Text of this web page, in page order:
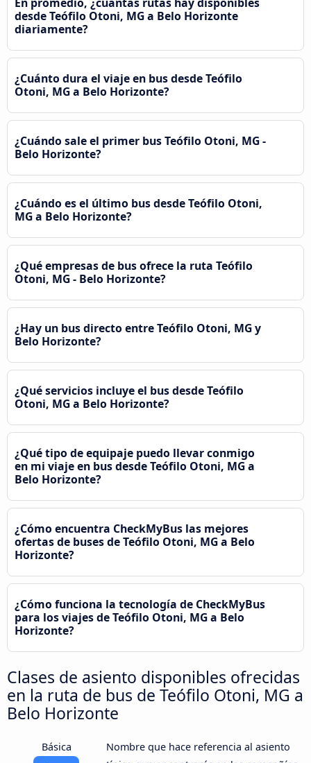
desde Teófilo Otoni, MG a Belo Horizonte
diariamente?
¿Cuánto dura el viaje en bus desde Teófilo
Otoni, MG a Belo Horizonte?
¿Cuándo sale el primer bus Teófilo Otoni, MG -
Belo Horizonte?
¿Cuándo es el último bus desde Teófilo Otoni,
MG a Belo Horizonte?
¿Qué empresas de bus ofrece la ruta Teófilo
Otoni, MG - Belo Horizonte?
¿Hay un bus directo entre Teófilo Otoni, MG y
Belo Horizonte?
¿Qué servicios incluye el bus desde Teófilo
Otoni, MG a Belo Horizonte?
¿Qué tipo de equipaje puedo llevar conmigo
en mi viaje en bus desde Teófilo Otoni, MG a
Belo Horizonte?
¿Cómo encuentra CheckMyBus las mejores
ofertas de buses de Teófilo Otoni, MG a Belo
Horizonte?
¿Cómo funciona la tecnología de CheckMyBus
para los viajes de Teófilo Otoni, MG a Belo
Horizonte?
Clases de asiento disponibles ofrecidas
en la ruta de bus de Teófilo Otoni, MG a
Belo Horizonte
Básica
Nombre que hace referencia al asiento